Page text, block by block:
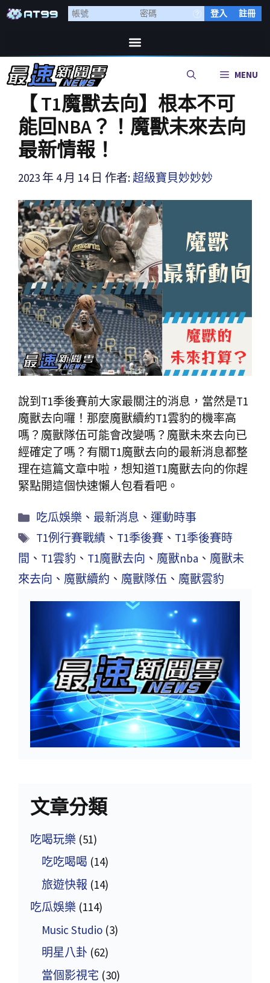
登入 註冊
MENU
【 T1魔獸去向】根本不可
能回NBA？！魔獸未來去向
最新情報！
2023 年 4 月 14 日 作者: 超級寶貝妙妙妙
說到T1季後賽前大家最關注的消息，當然是T1
魔獸去向囉！那麼魔獸續約T1雲豹的機率高
嗎？魔獸隊伍可能會改變嗎？魔獸未來去向已
經確定了嗎？有關T1魔獸去向的最新消息都整
理在這篇文章中啦，想知道T1魔獸去向的你趕
緊點開這個快速懶人包看看吧。
吃瓜娛樂 、最新消息 、運動時事
T1例行賽戰績 、 T1季後賽 、 T1季後賽時
間 、 T1雲豹 、 T1魔獸去向 、 魔獸nba 、 魔獸未
來去向 、 魔獸續約 、 魔獸隊伍 、 魔獸雲豹
文章分類
吃喝玩樂 (51)
吃吃喝喝 (14)
旅遊快報 (14)
吃瓜娛樂 (114)
Music Studio (3)
明星八卦 (62)
當個影視宅 (30)